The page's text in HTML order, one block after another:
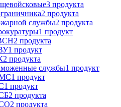
3 продукта
2 продукта
службы2 продукта
1 продукт
2 продукта
1 продукт
2 продукта
службы1 продукт
1 продукт
1 продукт
2 продукта
2 продукта